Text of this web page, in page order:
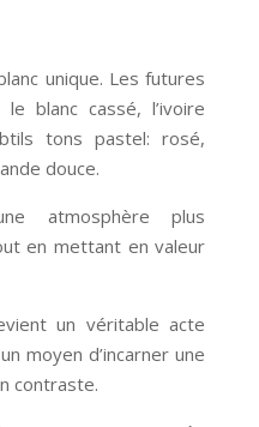
unique. Les futures
blanc cassé, l’ivoire
tons pastel: rosé,
douce.
atmosphère plus
en mettant en valeur
un véritable acte
moyen d’incarner une
contraste.